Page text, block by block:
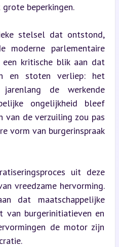
beperkingen.
stelsel dat ontstond,
moderne parlementaire
kritische blik aan dat
en stoten verliep: het
jarenlang de werkende
ongelijkheid bleef
van de verzuiling zou pas
vorm van burgerinspraak
uit deze
vreedzame hervorming.
dat maatschappelijke
van burgerinitiatieven en
de motor zijn